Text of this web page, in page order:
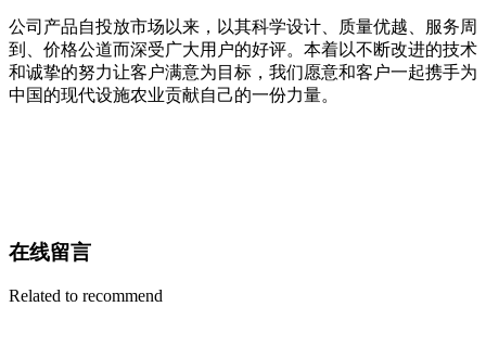
公司产品自投放市场以来，以其科学设计、质量优越、服务周
到、价格公道而深受广大用户的好评。本着以不断改进的技术
和诚挚的努力让客户满意为目标，我们愿意和客户一起携手为
中国的现代设施农业贡献自己的一份力量。
在线留言
Related to recommend